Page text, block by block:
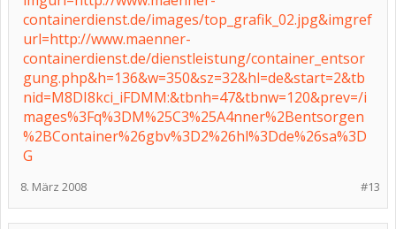
containerdienst.de/images/top_grafik_02.jpg&imgref
url=http://www.maenner-
containerdienst.de/dienstleistung/container_entsor
gung.php&h=136&w=350&sz=32&hl=de&start=2&tb
nid=M8DI8kci_iFDMM:&tbnh=47&tbnw=120&prev=/i
mages%3Fq%3DM%25C3%25A4nner%2Bentsorgen
%2BContainer%26gbv%3D2%26hl%3Dde%26sa%3D
G
#13
8. März 2008